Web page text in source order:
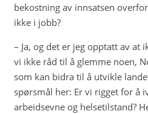
bekostning av innsatsen
ikke i jobb?
– Ja, og det er jeg opptatt av at
vi ikke råd til å glemme noen,
som kan bidra til å utvikle
spørsmål her: Er vi rigget for å
arbeidsevne og helsetilstand?